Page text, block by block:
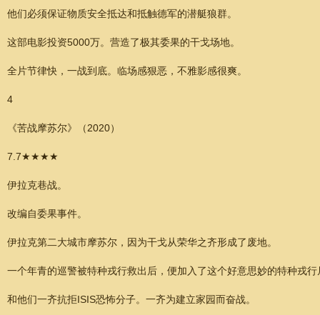
他们必须保证物质安全抵达和抵触德军的潜艇狼群。
这部电影投资5000万。营造了极其委果的干戈场地。
全片节律快，一战到底。临场感狠恶，不雅影感很爽。
4
《苦战摩苏尔》（2020）
7.7★★★★
伊拉克巷战。
改编自委果事件。
伊拉克第二大城市摩苏尔，因为干戈从荣华之齐形成了废地。
一个年青的巡警被特种戎行救出后，便加入了这个好意思妙的特种戎行
和他们一齐抗拒ISIS恐怖分子。一齐为建立家园而奋战。